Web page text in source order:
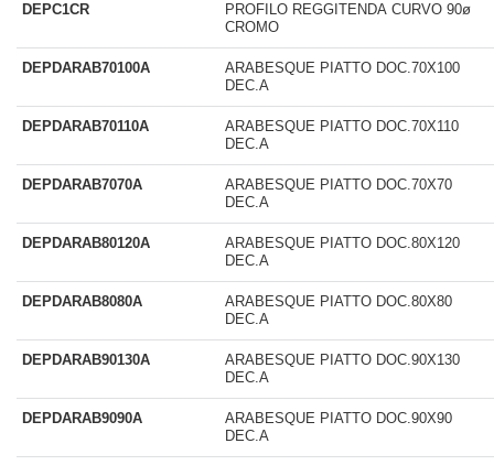
DEPC1CR
PROFILO REGGITENDA CURVO 90ø
CROMO
DEPDARAB70100A
ARABESQUE PIATTO DOC.70X100
DEC.A
DEPDARAB70110A
ARABESQUE PIATTO DOC.70X110
DEC.A
DEPDARAB7070A
ARABESQUE PIATTO DOC.70X70
DEC.A
DEPDARAB80120A
ARABESQUE PIATTO DOC.80X120
DEC.A
DEPDARAB8080A
ARABESQUE PIATTO DOC.80X80
DEC.A
DEPDARAB90130A
ARABESQUE PIATTO DOC.90X130
DEC.A
DEPDARAB9090A
ARABESQUE PIATTO DOC.90X90
DEC.A